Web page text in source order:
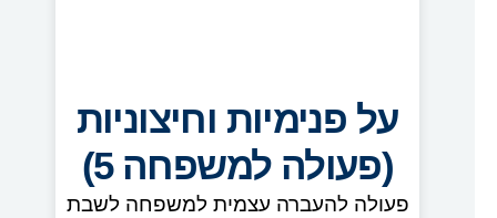
על פנימיות וחיצוניות
(פעולה למשפחה 5)
פעולה להעברה עצמית למשפחה לשבת